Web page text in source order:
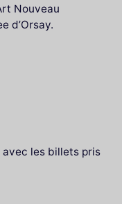
Nouveau
d’Orsay.
les billets pris